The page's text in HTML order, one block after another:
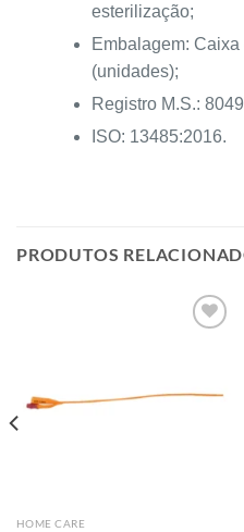
esterilização;
Embalagem:
(unidades);
Registro M.S.:
ISO: 13485:2016.
PRODUTOS
wishlist
HOME CARE